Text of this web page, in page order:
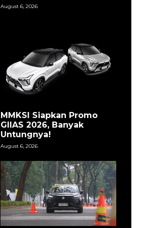
August 6, 2026
MMKSI Siapkan Promo
GIIAS 2026, Banyak
Untungnya!
August 6, 2026